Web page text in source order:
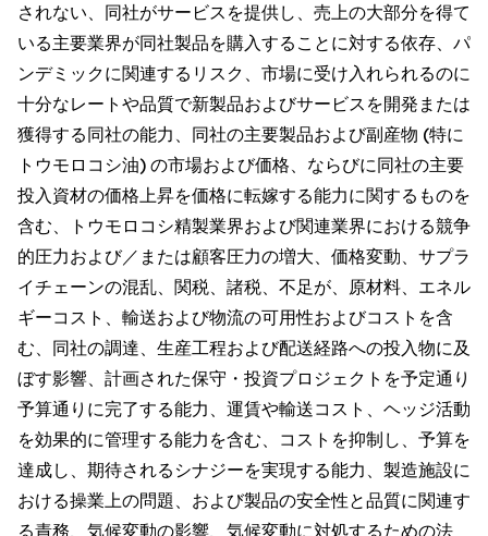
されない、同社がサービスを提供し、売上の大部分を得て
いる主要業界が同社製品を購入することに対する依存、パ
ンデミックに関連するリスク、市場に受け入れられるのに
十分なレートや品質で新製品およびサービスを開発または
獲得する同社の能力、同社の主要製品および副産物 (特に
トウモロコシ油) の市場および価格、ならびに同社の主要
投入資材の価格上昇を価格に転嫁する能力に関するものを
含む、トウモロコシ精製業界および関連業界における競争
的圧力および／または顧客圧力の増大、価格変動、サプラ
イチェーンの混乱、関税、諸税、不足が、原材料、エネル
ギーコスト、輸送および物流の可用性およびコストを含
む、同社の調達、生産工程および配送経路への投入物に及
ぼす影響、計画された保守・投資プロジェクトを予定通り
予算通りに完了する能力、運賃や輸送コスト、ヘッジ活動
を効果的に管理する能力を含む、コストを抑制し、予算を
達成し、期待されるシナジーを実現する能力、製造施設に
おける操業上の問題、および製品の安全性と品質に関連す
る責務、気候変動の影響、気候変動に対処するための法